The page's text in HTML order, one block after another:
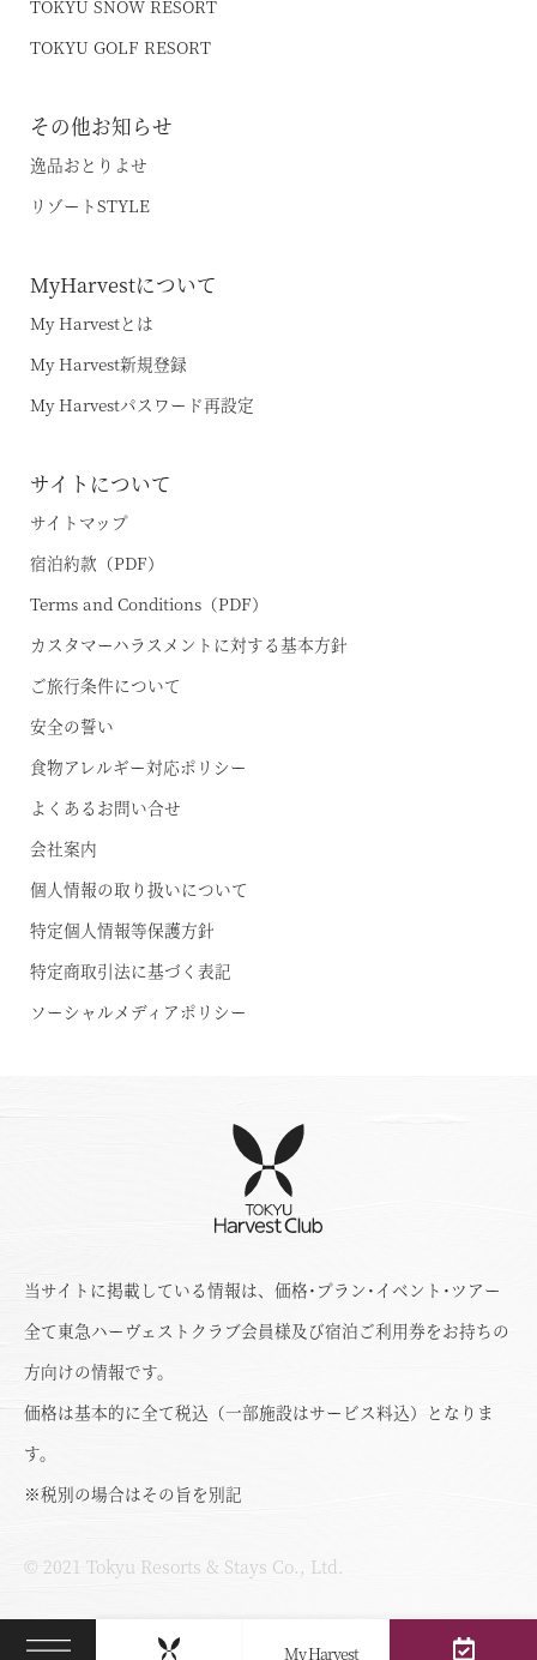
My Harvest
プリンス バケーション クラブ
TOKYU SNOW RESORT
TOKYU GOLF RESORT
その他お知らせ
逸品おとりよせ
リゾートSTYLE
MyHarvestについて
My Harvestとは
My Harvest新規登録
My Harvestパスワード再設定
サイトについて
サイトマップ
宿泊約款（PDF）
Terms and Conditions（PDF）
カスタマーハラスメントに対する基本方針
ご旅行条件について
安全の誓い
食物アレルギー対応ポリシー
よくあるお問い合せ
会社案内
個人情報の取り扱いについて
特定個人情報等保護方針
特定商取引法に基づく表記
ソーシャルメディアポリシー
当サイトに掲載している情報は、価格･プラン･イベント･ツアー
全て東急ハーヴェストクラブ会員様及び宿泊ご利用券をお持ちの
方向けの情報です。
価格は基本的に全て税込（一部施設はサービス料込）となりま
す。
※税別の場合はその旨を別記
© 2021 Tokyu Resorts & Stays Co., Ltd.